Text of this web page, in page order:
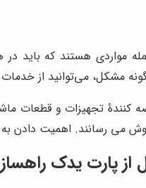
مواردی هستند که باید در
مشکل، می‌توانید از خدمات
کنندۀ تجهیزات و
می رسانند. اهمیت دادن
از پارت یدک